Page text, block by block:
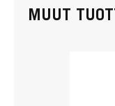
MUUT